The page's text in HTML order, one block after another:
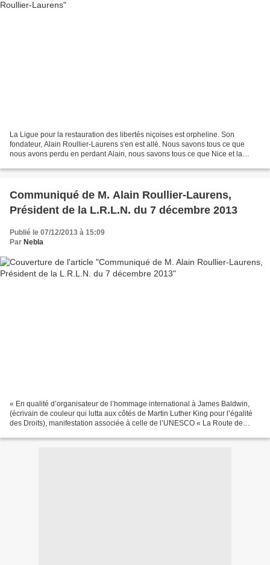
La Ligue pour la restauration des libertés niçoises est orpheline. Son
fondateur, Alain Roullier-Laurens s'en est allé. Nous savons tous ce que
nous avons perdu en perdant Alain, nous savons tous ce que Nice et la
Communiqué de M. Alain Roullier-Laurens,
Président de la L.R.L.N. du 7 décembre 2013
Publié le 07/12/2013 à 15:09
Par Nebla
« En qualité d’organisateur de l’hommage international à James Baldwin,
(écrivain de couleur qui lutta aux côtés de Martin Luther King pour l’égalité
des Droits), manifestation associée à celle de l’UNESCO « La Route de